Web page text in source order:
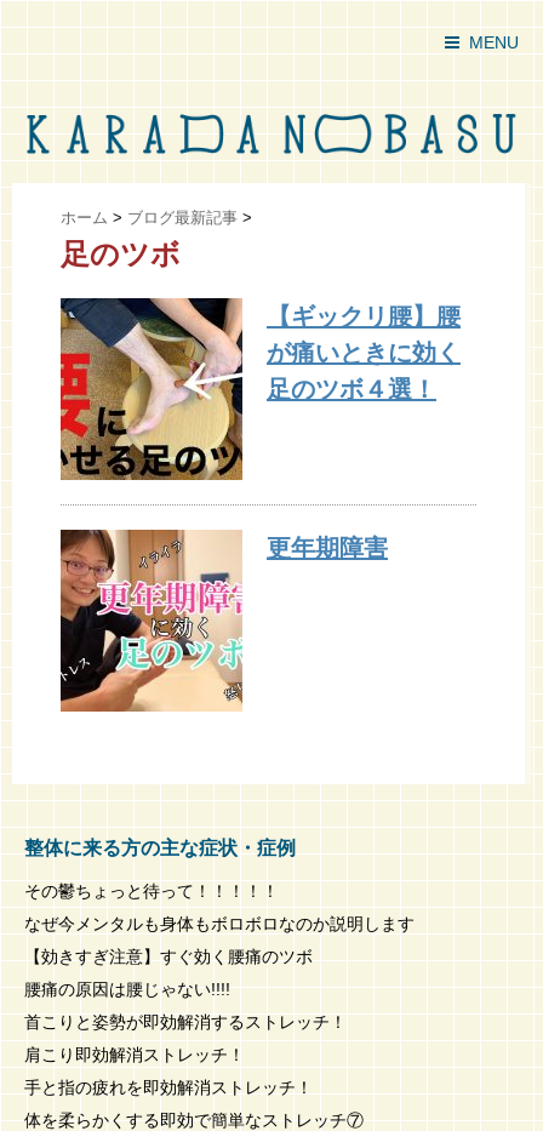
MENU
ホーム > ブログ最新記事 >
足のツボ
【ギックリ腰】腰
が痛いときに効く
足のツボ４選！
更年期障害
整体に来る方の主な症状・症例
その鬱ちょっと待って！！！！！
なぜ今メンタルも身体もボロボロなのか説明します
【効きすぎ注意】すぐ効く腰痛のツボ
腰痛の原因は腰じゃない!!!!
首こりと姿勢が即効解消するストレッチ！
肩こり即効解消ストレッチ！
手と指の疲れを即効解消ストレッチ！
体を柔らかくする即効で簡単なストレッチ⑦